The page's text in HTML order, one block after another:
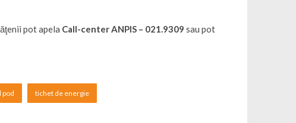
pot apela Call-center ANPIS – 021.9309 sau pot
pod tichet de energie